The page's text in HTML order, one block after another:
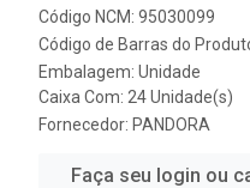
Código NCM: 95030099
Código de Barras do
Embalagem: Unidade
Caixa Com: 24 Unidade(s)
Fornecedor: PANDORA
Faça seu login ou